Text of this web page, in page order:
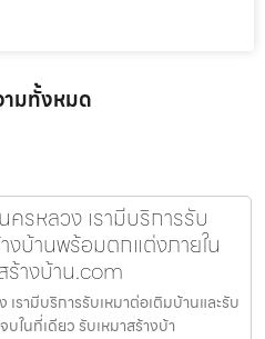
มทั้งหมด
รหลวง เรามีบริการรับ
งบ้านพร้อมตกแต่งภายใน
ร้างบ้าน.com
รามีบริการรับเหมาต่อเติมบ้านและรับ
ในที่เดียว รับเหมาสร้างบ้า